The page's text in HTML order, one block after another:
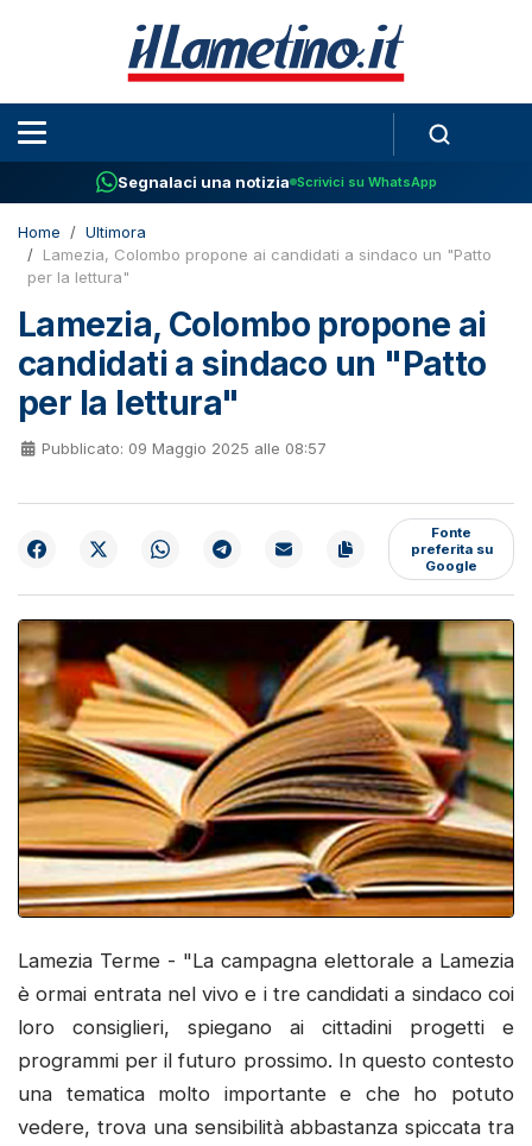
Segnalaci una notizia Scrivici su WhatsApp
Home
Ultimora
Lamezia, Colombo propone ai candidati a sindaco un "Patto
per la lettura"
Lamezia, Colombo propone ai
candidati a sindaco un "Patto
per la lettura"
Pubblicato: 09 Maggio 2025 alle 08:57
Fonte
preferita su
Google
Lamezia Terme - "La campagna elettorale a Lamezia
è ormai entrata nel vivo e i tre candidati a sindaco coi
loro consiglieri, spiegano ai cittadini progetti e
programmi per il futuro prossimo. In questo contesto
una tematica molto importante e che ho potuto
vedere, trova una sensibilità abbastanza spiccata tra